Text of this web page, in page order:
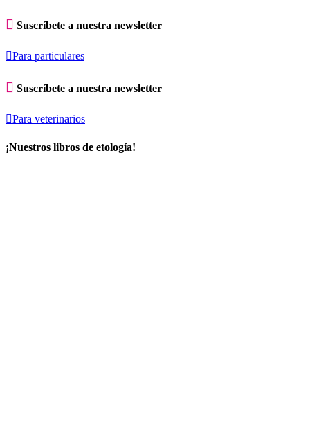
 Suscríbete a nuestra newsletter
Para particulares
 Suscríbete a nuestra newsletter
Para veterinarios
¡Nuestros libros de etología!